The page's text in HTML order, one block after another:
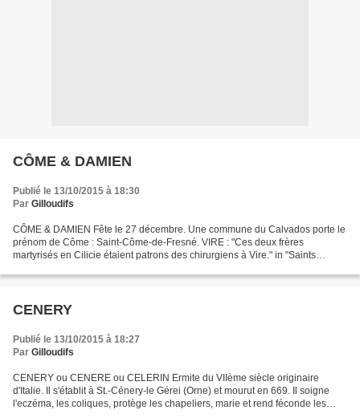
CÔME & DAMIEN
Publié le 13/10/2015 à 18:30
Par Gilloudifs
CÔME & DAMIEN Fête le 27 décembre. Une commune du Calvados porte le
prénom de Côme : Saint-Côme-de-Fresné. VIRE : "Ces deux frères
martyrisés en Cilicie étaient patrons des chirurgiens à Vire." in "Saints
CENERY
Publié le 13/10/2015 à 18:27
Par Gilloudifs
CENERY ou CENERE ou CELERIN Ermite du VIIème siècle originaire
d'Italie. Il s'établit à St.-Cénery-le Gérei (Orne) et mourut en 669. Il soigne
l'eczéma, les coliques, protège les chapeliers, marie et rend féconde les